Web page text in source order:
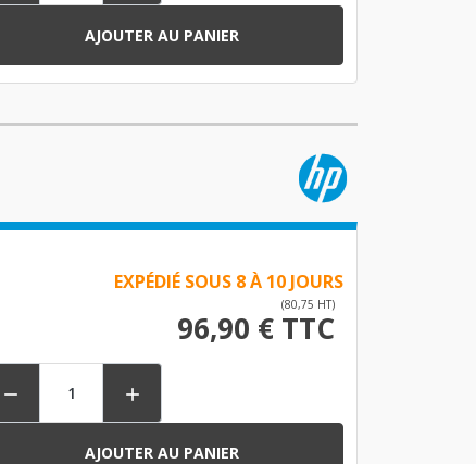
AJOUTER AU PANIER
EXPÉDIÉ SOUS 8 À 10 JOURS
(80,75 HT)
96,90 € TTC
 
AJOUTER AU PANIER